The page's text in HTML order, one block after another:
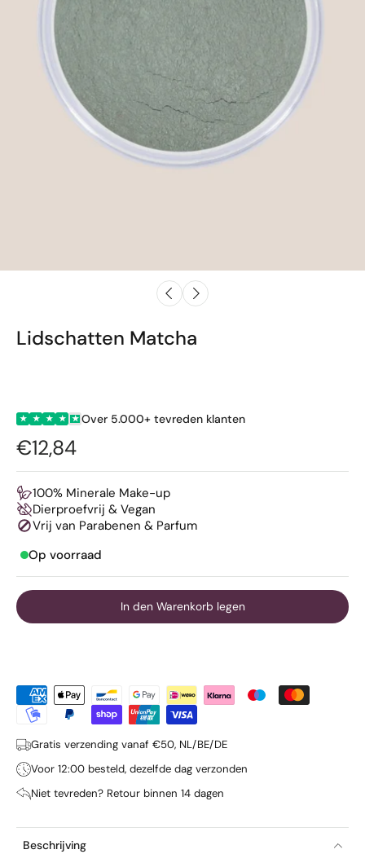
Lidschatten Matcha
★ ★ ★ ★ ★ Over 5.000+ tevreden klanten
€12,84
100% Minerale Make-up
Dierproefvrij & Vegan
Vrij van Parabenen & Parfum
Op voorraad
In den Warenkorb legen
Gratis verzending vanaf €50, NL/BE/DE
Voor 12:00 besteld, dezelfde dag verzonden
Niet tevreden? Retour binnen 14 dagen
Beschrijving